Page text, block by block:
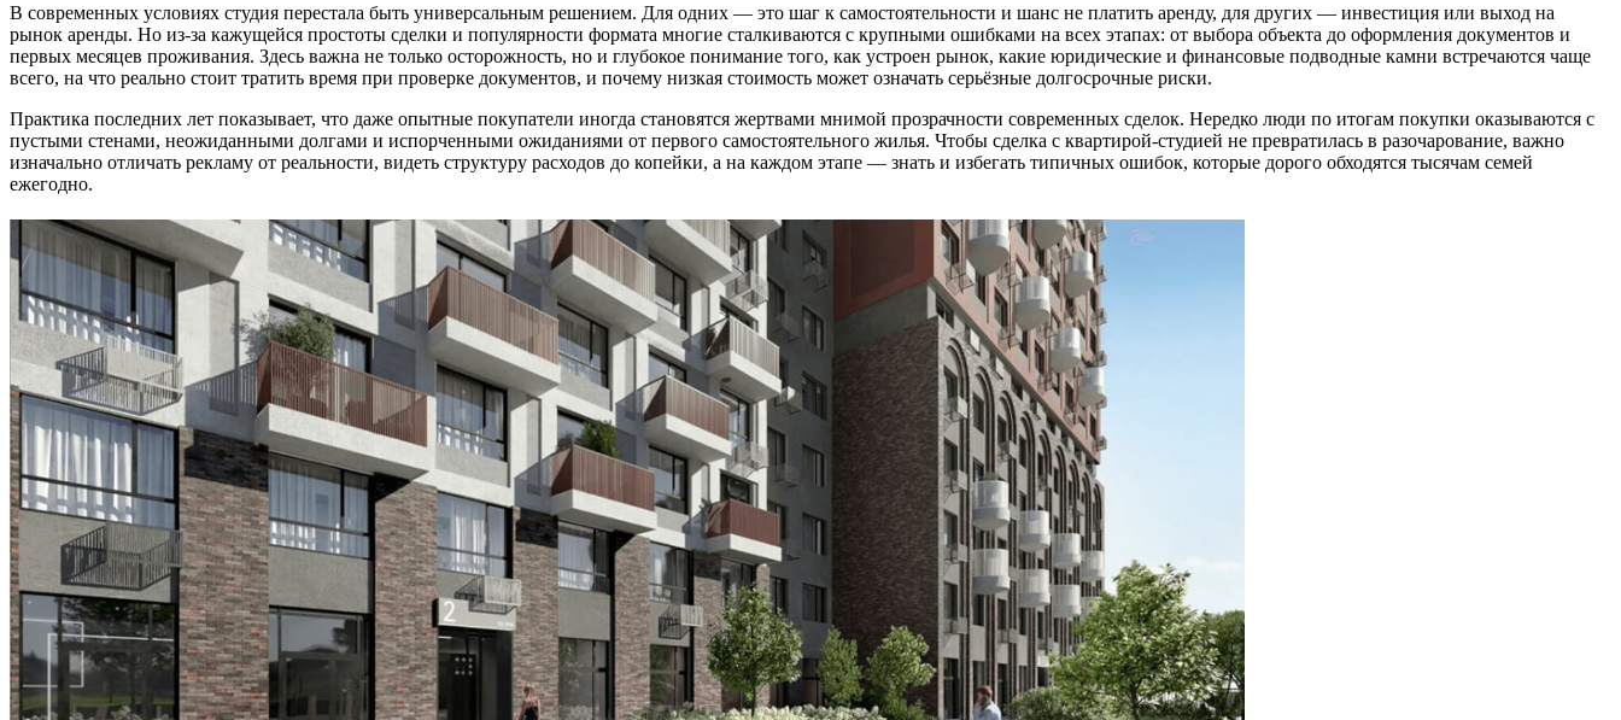
В современных условиях студия перестала быть универсальным решением. Для одних — это шаг к самостоятельности и шанс не платить аренду, для других — инвестиция или выход на
рынок аренды. Но из-за кажущейся простоты сделки и популярности формата многие сталкиваются с крупными ошибками на всех этапах: от выбора объекта до оформления документов и
первых месяцев проживания. Здесь важна не только осторожность, но и глубокое понимание того, как устроен рынок, какие юридические и финансовые подводные камни встречаются чаще
всего, на что реально стоит тратить время при проверке документов, и почему низкая стоимость может означать серьёзные долгосрочные риски.
Практика последних лет показывает, что даже опытные покупатели иногда становятся жертвами мнимой прозрачности современных сделок. Нередко люди по итогам покупки оказываются с
пустыми стенами, неожиданными долгами и испорченными ожиданиями от первого самостоятельного жилья. Чтобы сделка с квартирой-студией не превратилась в разочарование, важно
изначально отличать рекламу от реальности, видеть структуру расходов до копейки, а на каждом этапе — знать и избегать типичных ошибок, которые дорого обходятся тысячам семей
ежегодно.